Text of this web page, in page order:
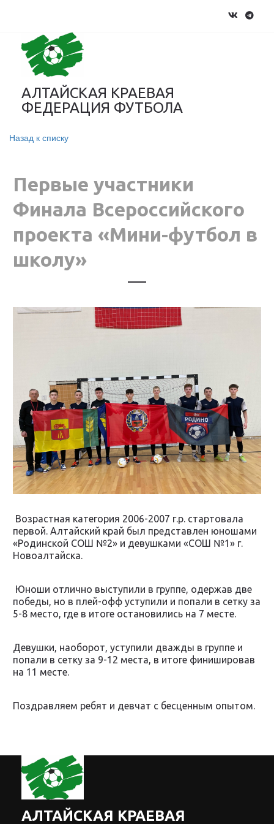
АЛТАЙСКАЯ КРАЕВАЯ
ФЕДЕРАЦИЯ ФУТБОЛА
Назад к списку
Первые участники
Финала Всероссийского
проекта «Мини-футбол в
школу»
Возрастная категория 2006-2007 г.р. стартовала
первой. Алтайский край был представлен юношами
«Родинской СОШ №2» и девушками «СОШ №1» г.
Новоалтайска.
Юноши отлично выступили в группе, одержав две
победы, но в плей-офф уступили и попали в сетку за
5-8 место, где в итоге остановились на 7 месте.
Девушки, наоборот, уступили дважды в группе и
попали в сетку за 9-12 места, в итоге финишировав
на 11 месте.
Поздравляем ребят и девчат с бесценным опытом.
АЛТАЙСКАЯ КРАЕВАЯ